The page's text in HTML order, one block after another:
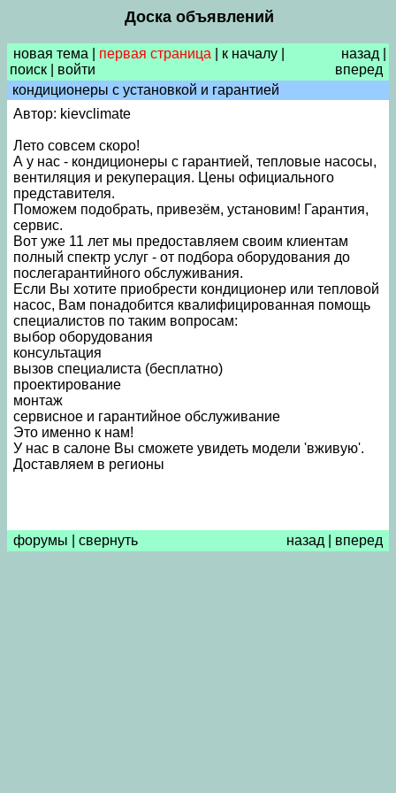
Доска объявлений
новая тема первая страница к началу
поиск
войти
назад
вперед
кондиционеры с установкой и гарантией
Автор: kievclimate
Лето совсем скоро!
А у нас - кондиционеры с гарантией, тепловые насосы,
вентиляция и рекуперация. Цены официального
представителя.
Поможем подобрать, привезём, установим! Гарантия,
сервис.
Вот уже 11 лет мы предоставляем своим клиентам
полный спектр услуг - от подбора оборудования до
послегарантийного обслуживания.
Если Вы хотите приобрести кондиционер или тепловой
насос, Вам понадобится квалифицированная помощь
специалистов по таким вопросам:
выбор оборудования
консультация
вызов специалиста (бесплатно)
проектирование
монтаж
сервисное и гарантийное обслуживание
Это именно к нам!
У нас в салоне Вы сможете увидеть модели 'вживую'.
Доставляем в регионы
форумы свернуть назад вперед